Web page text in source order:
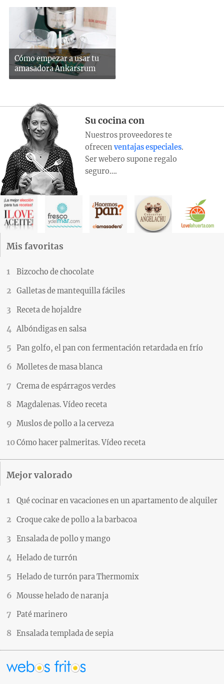
Cómo empezar a usar tu
amasadora Ankarsrum
Su cocina con
Nuestros proveedores te
ofrecen ventajas especiales.
Ser webero supone regalo
seguro….
Mis favoritas
Bizcocho de chocolate
Galletas de mantequilla fáciles
Receta de hojaldre
Albóndigas en salsa
Pan golfo, el pan con fermentación retardada en frío
Molletes de masa blanca
Crema de espárragos verdes
Magdalenas. Vídeo receta
Muslos de pollo a la cerveza
Cómo hacer palmeritas. Vídeo receta
Mejor valorado
Qué cocinar en vacaciones en un apartamento de alquiler
Croque cake de pollo a la barbacoa
Ensalada de pollo y mango
Helado de turrón
Helado de turrón para Thermomix
Mousse helado de naranja
Paté marinero
Ensalada templada de sepia